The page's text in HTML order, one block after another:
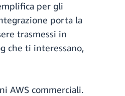
per gli
porta la
trasmessi in
che ti interessano,
AWS commerciali.